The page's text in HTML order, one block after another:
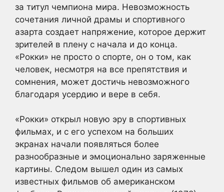
за титул чемпиона мира. Невозможность
сочетания личной драмы и спортивного
азарта создает напряжение, которое держит
зрителей в плену с начала и до конца.
«Рокки» не просто о спорте, он о том, как
человек, несмотря на все препятствия и
сомнения, может достичь невозможного
благодаря усердию и вере в себя.
«Рокки» открыл новую эру в спортивных
фильмах, и с его успехом на больших
экранах начали появляться более
разнообразные и эмоционально заряженные
картины. Следом вышел один из самых
известных фильмов об американском